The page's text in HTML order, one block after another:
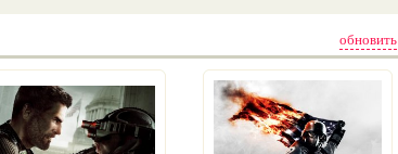
обновить